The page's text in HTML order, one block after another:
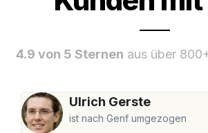
4.9 von 5 Sternen aus über
Ulrich Gerste
ist nach Genf umgezogen